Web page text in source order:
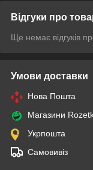
Відгуки про
Ще немає відгуків
Умови доставки
Нова Пошта
Магазини
Укрпошта
Самовивіз